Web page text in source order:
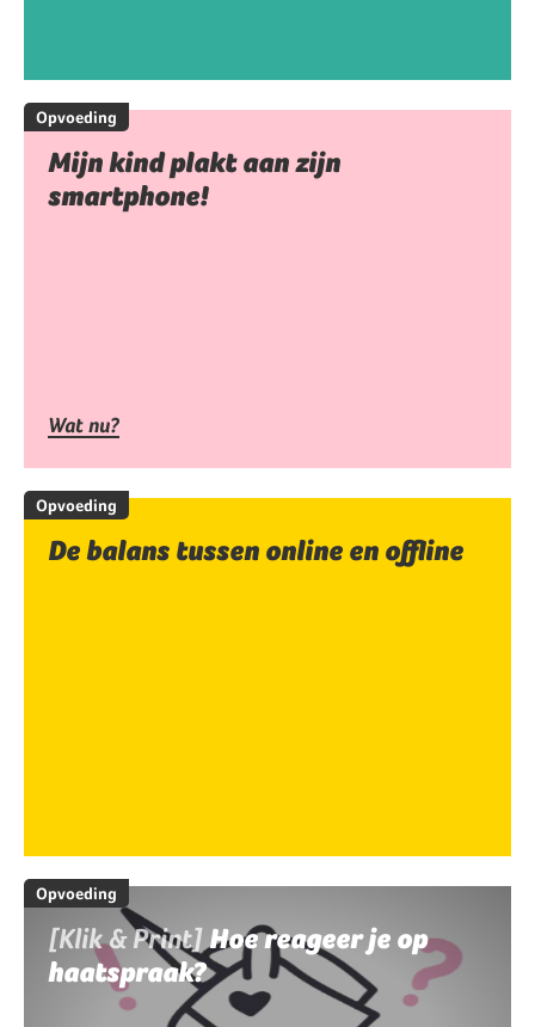
Opvoeding
Mijn kind plakt aan zijn
smartphone!
Wat nu?
Opvoeding
De balans tussen online en offline
Opvoeding
[Klik & Print]Hoe reageer je op
haatspraak?